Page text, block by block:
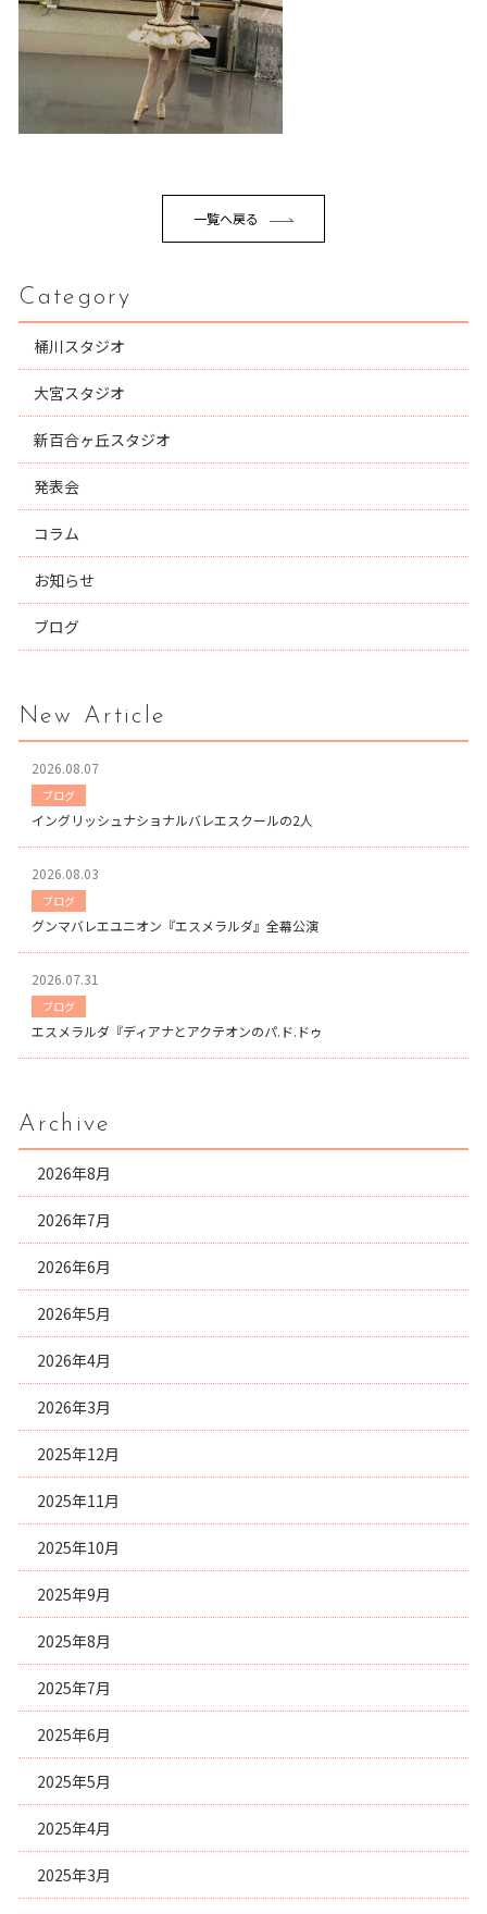
一覧へ戻る
Category
桶川スタジオ
大宮スタジオ
新百合ヶ丘スタジオ
発表会
コラム
お知らせ
ブログ
New Article
2026.08.07
ブログ
イングリッシュナショナルバレエスクールの2人
2026.08.03
ブログ
グンマバレエユニオン『エスメラルダ』全幕公演
2026.07.31
ブログ
エスメラルダ『ディアナとアクテオンのパ.ド.ドゥ
Archive
2026年8月
2026年7月
2026年6月
2026年5月
2026年4月
2026年3月
2025年12月
2025年11月
2025年10月
2025年9月
2025年8月
2025年7月
2025年6月
2025年5月
2025年4月
2025年3月